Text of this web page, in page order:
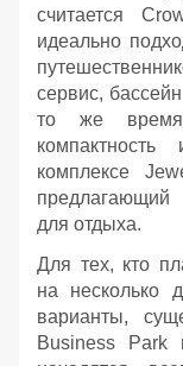
считается
идеально
сервис,
то же
комплексе
предлагающий
для отдыха.
Для тех, кто
на несколько
варианты,
Business Park